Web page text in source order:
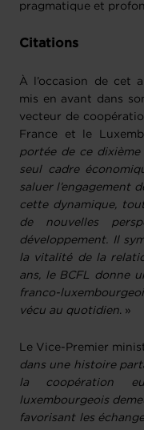
pragmatique et
Citations
À l’occasion de cet
mis en avant dans
vecteur de
France et le
portée de ce dixième
seul cadre
saluer l’engagement
cette dynamique,
de nouvelles
développement. Il
la vitalité de la
ans, le BCFL donne
franco-
vécu au quotidien. »
Le Vice-Premier
dans une histoire
la coopération
luxembourgeois
favorisant les